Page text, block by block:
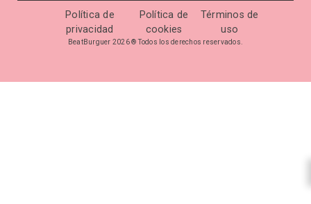
Política de
privacidad
Política de
cookies
Términos de
uso
BeatBurguer 2026 ® Todos los derechos reservados.